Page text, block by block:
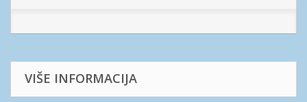
VIŠE INFORMACIJA